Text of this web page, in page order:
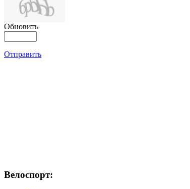
Обновить
Отправить
Велоспорт: